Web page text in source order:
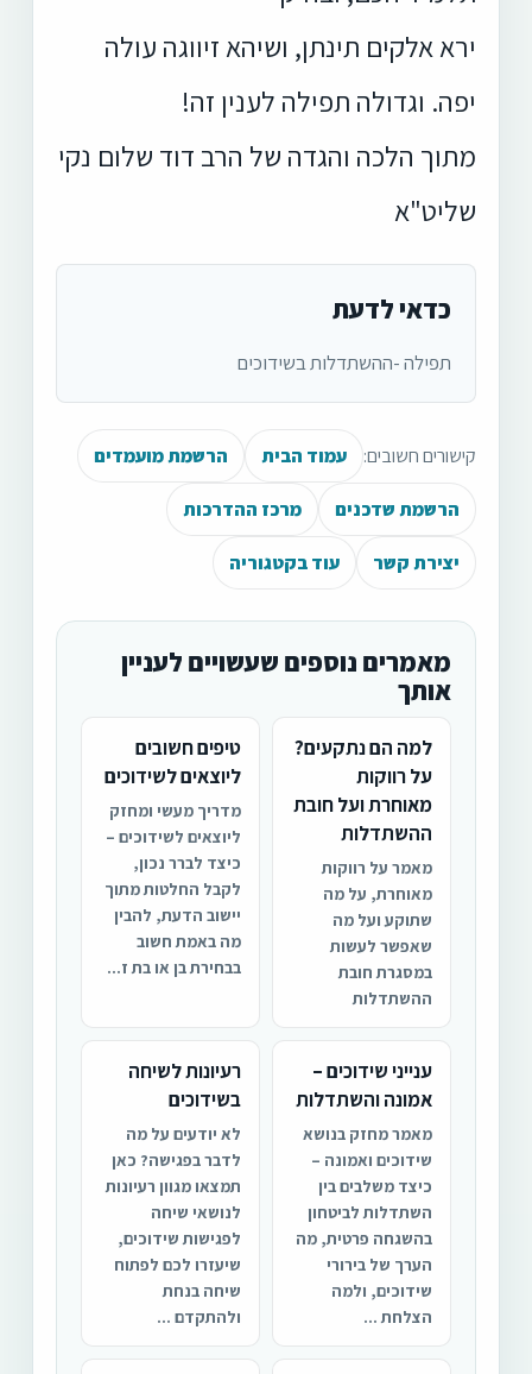
ירא אלקים תינתן, ושיהא זיווגה עולה
יפה. וגדולה תפילה לענין זה!
מתוך הלכה והגדה של הרב דוד שלום נקי
שליט"א
כדאי לדעת
תפילה -ההשתדלות בשידוכים
קישורים חשובים: עמוד הבית הרשמת מועמדים
הרשמת שדכנים מרכז ההדרכות
יצירת קשר עוד בקטגוריה
מאמרים נוספים שעשויים לעניין
אותך
למה הם נתקעים?
על רווקות
מאוחרת ועל חובת
ההשתדלות
מאמר על רווקות
מאוחרת, על מה
שתוקע ועל מה
שאפשר לעשות
במסגרת חובת
ההשתדלות
טיפים חשובים
ליוצאים לשידוכים
מדריך מעשי ומחזק
ליוצאים לשידוכים –
כיצד לברר נכון,
לקבל החלטות מתוך
יישוב הדעת, להבין
מה באמת חשוב
בבחירת בן או בת ז...
ענייני שידוכים –
אמונה והשתדלות
מאמר מחזק בנושא
שידוכים ואמונה –
כיצד משלבים בין
השתדלות לביטחון
בהשגחה פרטית, מה
הערך של בירורי
שידוכים, ולמה
הצלחת ...
רעיונות לשיחה
בשידוכים
לא יודעים על מה
לדבר בפגישה? כאן
תמצאו מגוון רעיונות
לנושאי שיחה
לפגישות שידוכים,
שיעזרו לכם לפתוח
שיחה בנחת
ולהתקדם ...